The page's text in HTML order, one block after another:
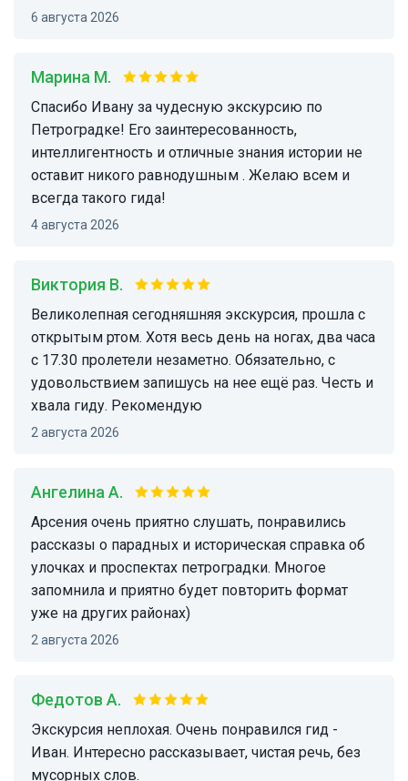
6 августа 2026
Марина М.
Спасибо Ивану за чудесную экскурсию по
Петроградке! Его заинтересованность,
интеллигентность и отличные знания истории не
оставит никого равнодушным . Желаю всем и
всегда такого гида!
4 августа 2026
Виктория В.
Великолепная сегодняшняя экскурсия, прошла с
открытым ртом. Хотя весь день на ногах, два часа
с 17.30 пролетели незаметно. Обязательно, с
удовольствием запишусь на нее ещё раз. Честь и
хвала гиду. Рекомендую
2 августа 2026
Ангелина А.
Арсения очень приятно слушать, понравились
рассказы о парадных и историческая справка об
улочках и проспектах петроградки. Многое
запомнила и приятно будет повторить формат
уже на других районах)
2 августа 2026
Федотов А.
Экскурсия неплохая. Очень понравился гид -
Иван. Интересно рассказывает, чистая речь, без
мусорных слов.